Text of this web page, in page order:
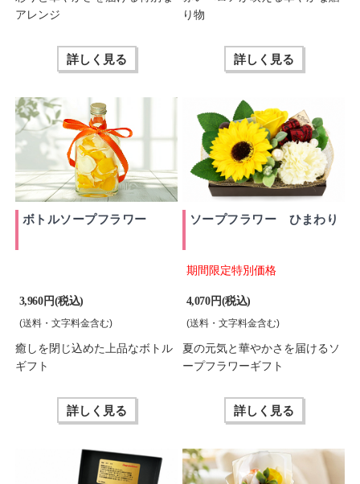
アレンジ
詳しく見る
り物
詳しく見る
ボトルソープフラワー
3,960 円(税込)
(送料・文字料金含む)
癒しを閉じ込めた上品なボトル
ギフト
詳しく見る
ソープフラワー ひまわり
期間限定特別価格
4,070 円(税込)
(送料・文字料金含む)
夏の元気と華やかさを届けるソ
ープフラワーギフト
詳しく見る